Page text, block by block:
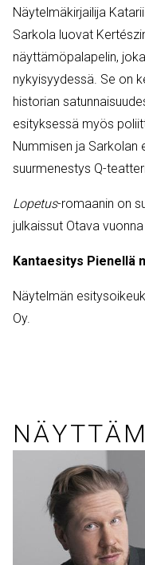
Näytelmäkirjailija
Sarkola luovat
näyttämöpalapelin,
nykyisyydessä. Se on
historian
esityksessä myös
Nummisen ja Sarkolan
suurmenestys Q-
Lopetus-romaanin on
julkaissut Otava
Kantaesitys Pienellä
Näytelmän
Oy.